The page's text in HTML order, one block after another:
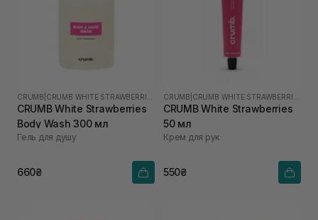
CRUMB
CRUMB White Strawberries
Body Wash 300 мл
Гель для душу
660₴
CRUMB
CRUMB White Strawberries
50 мл
Крем для рук
550₴